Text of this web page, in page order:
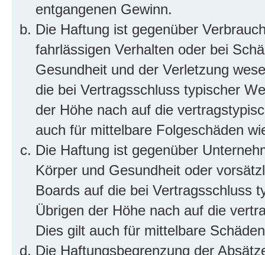
entgangenen Gewinn.
Die Haftung ist gegenüber
fahrlässigen Verhalten oder bei
Gesundheit und der Verletzung
die bei Vertragsschluss typischer
der Höhe nach auf die
auch für mittelbare Folgeschäden
Die Haftung ist gegenüber
Körper und Gesundheit oder
Boards auf die bei Vertragsschluss
Übrigen der Höhe nach auf die
Dies gilt auch für mittelbare
Die Haftungsbegrenzung der